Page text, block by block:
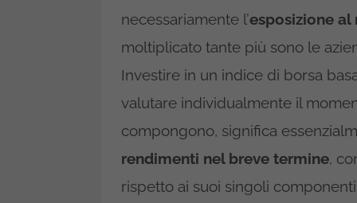
necessariamente l’esposizione al
moltiplicato tante più sono le
Investire in un indice di borsa
valutare individualmente il
compongono, significa
rendimenti nel breve termine,
rispetto ai suoi singoli componenti.